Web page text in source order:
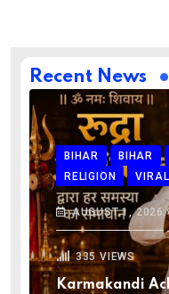
Recent News
BIHAR BIHAR
RELIGION
AUGUST 1, 2026
335 VIEWS
Karmakandi